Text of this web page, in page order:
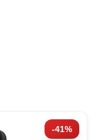
-41%